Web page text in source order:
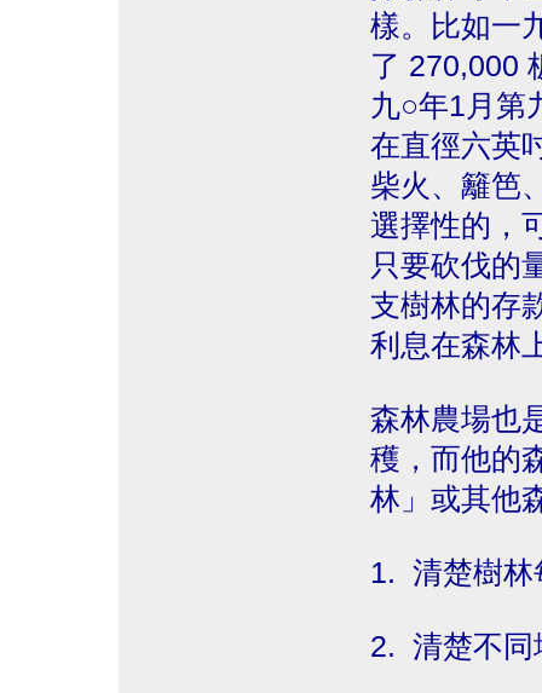
樣。比如一
了 270,000
九○年1月第
在直徑六英
柴火、籬笆
選擇性的，
只要砍伐的
支樹林的存
利息在森林
森林農場也
穫，而他的
林」或其他
1. 清楚樹林
2. 清楚不同